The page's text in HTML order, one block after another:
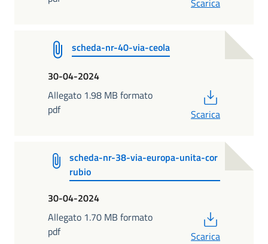
Scarica
scheda-nr-40-via-ceola
30-04-2024
Allegato 1.98 MB formato
pdf
Scarica
scheda-nr-38-via-europa-unita-cor
rubio
30-04-2024
Allegato 1.70 MB formato
pdf
Scarica